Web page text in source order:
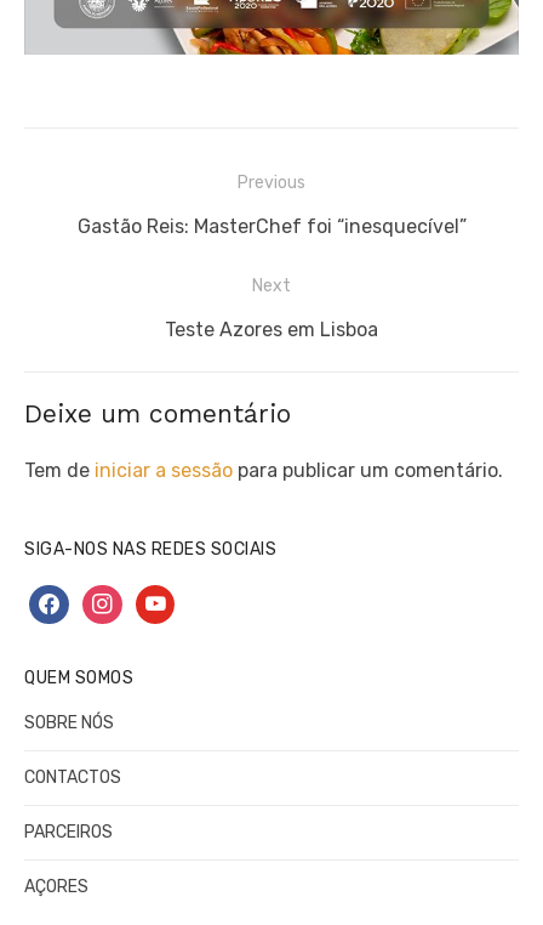
Previous
Previous
Gastão Reis: MasterChef foi “inesquecível”
Next
Next
Teste Azores em Lisboa
Deixe um comentário
Tem de iniciar a sessão para publicar um comentário.
SIGA-NOS NAS REDES SOCIAIS
facebookinstagramyoutube
QUEM SOMOS
SOBRE NÓS
CONTACTOS
PARCEIROS
AÇORES